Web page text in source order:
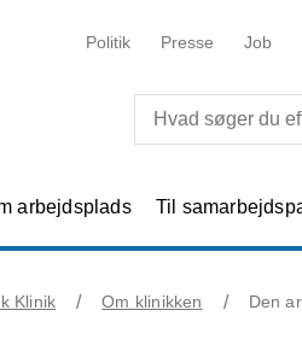
Politik Presse Job
arbejdsplads Til
Klinik Om klinikken Den